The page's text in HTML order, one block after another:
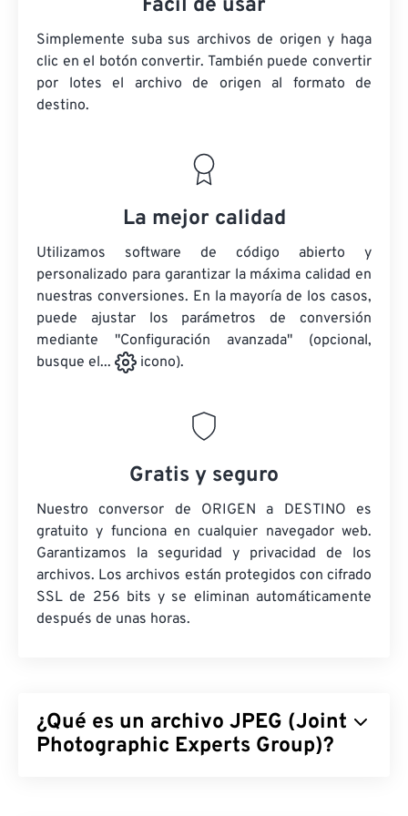
Fácil de usar
Simplemente suba sus archivos de origen y haga
clic en el botón convertir. También puede convertir
por lotes el archivo de origen al formato de
destino.
La mejor calidad
Utilizamos software de código abierto y
personalizado para garantizar la máxima calidad en
nuestras conversiones. En la mayoría de los casos,
puede ajustar los parámetros de conversión
mediante "Configuración avanzada" (opcional,
busque el...
icono).
Gratis y seguro
Nuestro conversor de ORIGEN a DESTINO es
gratuito y funciona en cualquier navegador web.
Garantizamos la seguridad y privacidad de los
archivos. Los archivos están protegidos con cifrado
SSL de 256 bits y se eliminan automáticamente
después de unas horas.
¿Qué es un archivo JPEG (Joint
Photographic Experts Group)?